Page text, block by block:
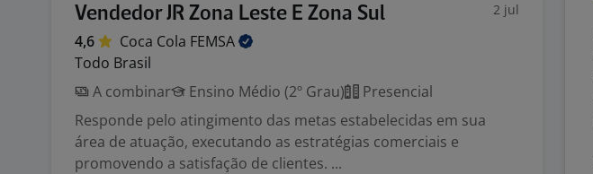
Vendedor JR Zona Leste E Zona Sul 2 jul
4,6 Coca Cola FEMSA
Todo Brasil
A combinar
Ensino Médio (2º Grau)
Presencial
Responde pelo atingimento das metas estabelecidas em sua
área de atuação, executando as estratégias comerciais e
promovendo a satisfação de clientes. ...